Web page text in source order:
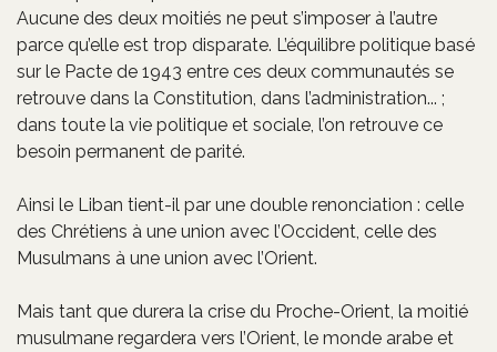
Aucune des deux moitiés ne peut s’imposer à l’autre
parce qu’elle est trop disparate. L’équilibre politique basé
sur le Pacte de 1943 entre ces deux communautés se
retrouve dans la Constitution, dans l’administration... ;
dans toute la vie politique et sociale, l’on retrouve ce
besoin permanent de parité.
Ainsi le Liban tient-il par une double renonciation : celle
des Chrétiens à une union avec l’Occident, celle des
Musulmans à une union avec l’Orient.
Mais tant que durera la crise du Proche-Orient, la moitié
musulmane regardera vers l’Orient, le monde arabe et